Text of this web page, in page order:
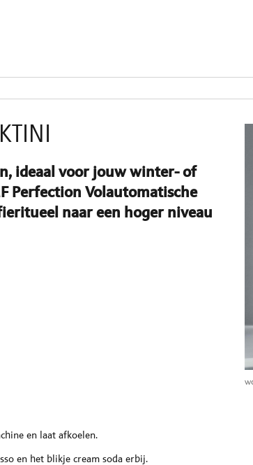
ideaal voor jouw winter- of
Perfection Volautomatische
naar een hoger niveau
en laat afkoelen.
en het blikje cream soda erbij.